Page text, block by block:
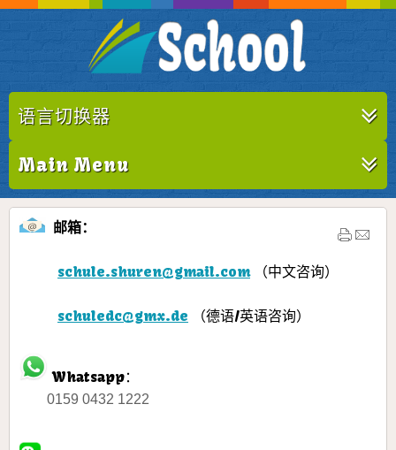
语言切换器
Main Menu
邮箱：
schule.shuren@gmail.com（中文咨询）
schuledc@gmx.de （德语/英语咨询）
Whatsapp：
0159 0432 1222